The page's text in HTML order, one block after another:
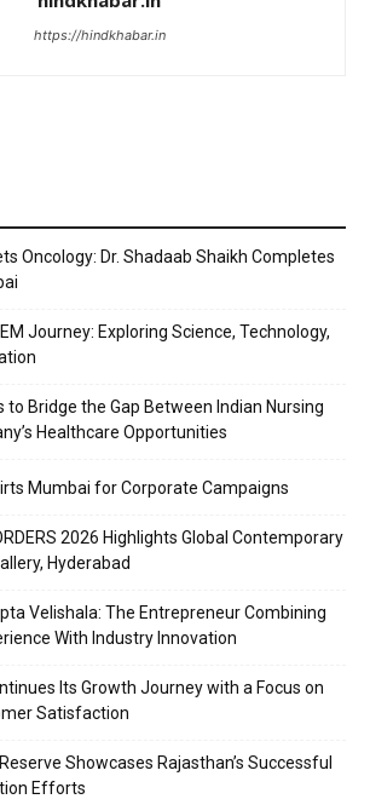
https://hindkhabar.in
Oncology: Dr. Shadaab Shaikh Completes
Journey: Exploring Science, Technology,
to Bridge the Gap Between Indian Nursing
Healthcare Opportunities
Mumbai for Corporate Campaigns
2026 Highlights Global Contemporary
Hyderabad
Velishala: The Entrepreneur Combining
With Industry Innovation
Its Growth Journey with a Focus on
Satisfaction
Showcases Rajasthan’s Successful
Efforts